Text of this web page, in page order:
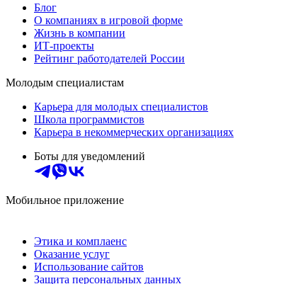
Блог
О компаниях в игровой форме
Жизнь в компании
ИТ-проекты
Рейтинг работодателей России
Молодым специалистам
Карьера для молодых специалистов
Школа программистов
Карьера в некоммерческих организациях
Боты для уведомлений
Мобильное приложение
Этика и комплаенс
Оказание услуг
Использование сайтов
Защита персональных данных